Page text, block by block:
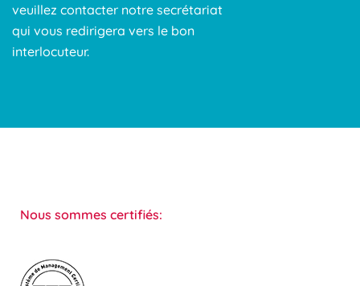
veuillez contacter notre secrétariat
qui vous redirigera vers le bon
interlocuteur.
Nous sommes certifiés: